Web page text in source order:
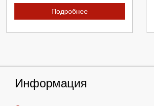
Подробнее
Информация